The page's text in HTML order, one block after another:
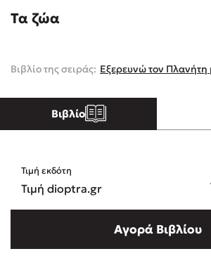
Κώστας Κρομμύδας
Ιωάννης
Τα ζώα
Βιβλίο της σειράς: Εξερευνώ τον Πλανήτη
Βιβλίο
Τιμή εκδότη
Τιμή dioptra.gr
Αγορά Βιβλίου